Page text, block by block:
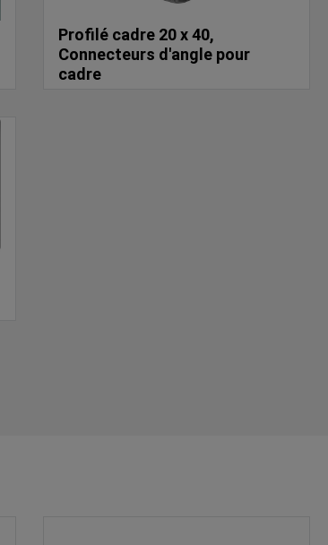
Profilé cadre 20 x 40,
Connecteurs d'angle pour
cadre